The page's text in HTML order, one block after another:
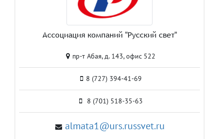
Ассоциация компаний "Русский свет"
пр-т Абая, д. 143, офис 522
8 (727) 394-41-69
8 (701) 518-35-63
almata1@urs.russvet.ru